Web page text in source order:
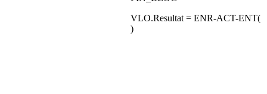
VLO.Resultat = ENR-ACT-ENT(
)